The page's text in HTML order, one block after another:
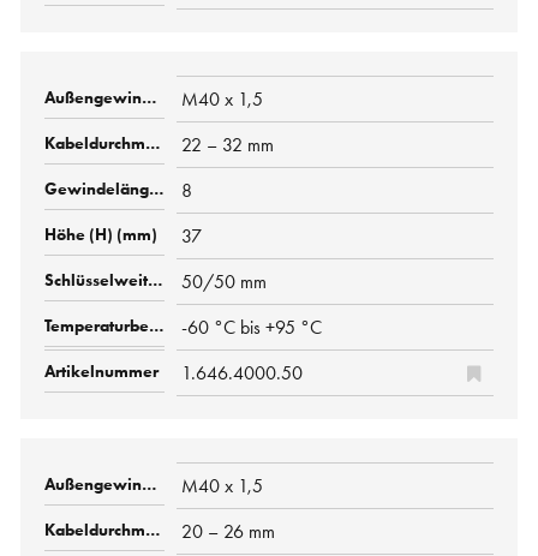
M40 x 1,5
22 – 32 mm
8
37
50/50 mm
-60 °C bis +95 °C
1.646.4000.50
M40 x 1,5
20 – 26 mm